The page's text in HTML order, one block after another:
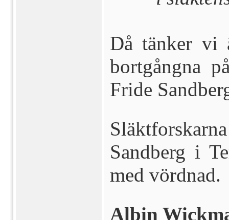
Då tänker vi
bortgångna
Fride
Sandberg i
med vördnad.
Albin